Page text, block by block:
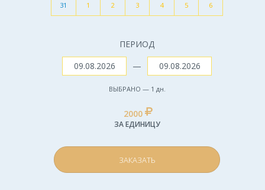
31 1 2 3 4 5 6
ПЕРИОД
—
ВЫБРАНО — 1 дн.
2000
ЗА ЕДИНИЦУ
ЗАКАЗАТЬ